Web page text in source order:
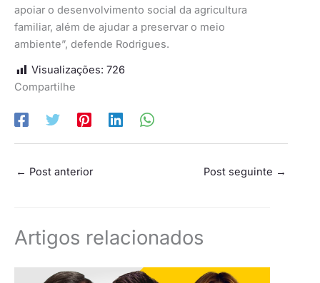
apoiar o desenvolvimento social da agricultura
familiar, além de ajudar a preservar o meio
ambiente”, defende Rodrigues.
Visualizações: 726
Compartilhe
← Post anterior Post seguinte →
Artigos relacionados